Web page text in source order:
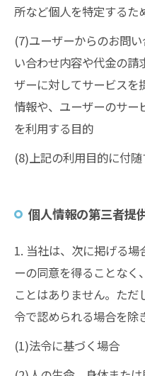
所など個人を特定するた
(7)ユーザーからのお問
い合わせ内容や代金の請
ザーに対してサービスを
情報や、ユーザーのサー
を利用する目的
(8)上記の利用目的に付
個人情報の第三者提
1. 当社は、次に掲げる
ーの同意を得ることなく
ことはありません。た
令で認められる場合を除
(1)法令に基づく場合